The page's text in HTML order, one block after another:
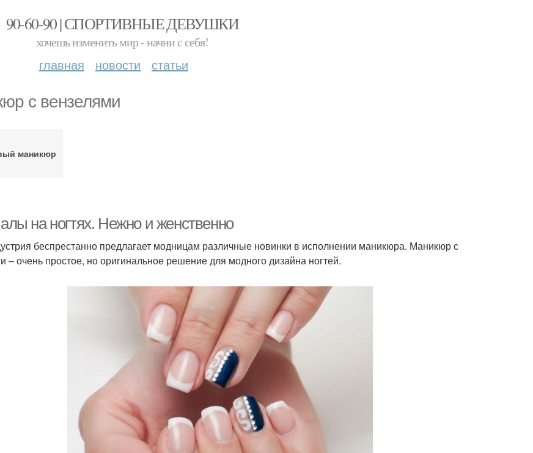
90-60-90 | СПОРТИВНЫЕ ДЕВУШКИ
хочешь изменить мир - начни с себя!
главная новости статьи
с вензелями
маникюр
на ногтях. Нежно и женственно
беспрестанно предлагает модницам различные новинки в исполнении маникюра. Маникюр с
– очень простое, но оригинальное решение для модного дизайна ногтей.